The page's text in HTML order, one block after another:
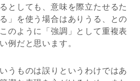
としても、意味を際立たせるた
」を使う場合はありうる、との
のように「強調」として重複表
例だと思います。
うものは誤りというわけではあ